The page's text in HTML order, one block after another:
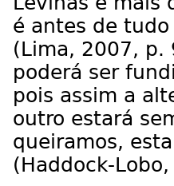
é antes de
(Lima, 2007, p.
poderá ser
pois assim a
outro estará
queiramos,
(Haddock-